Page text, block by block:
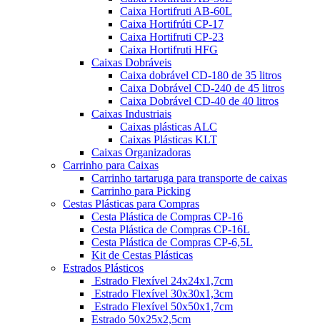
Caixa Hortifruti AB-60L
Caixa Hortifrúti CP-17
Caixa Hortifruti CP-23
Caixa Hortifruti HFG
Caixas Dobráveis
Caixa dobrável CD-180 de 35 litros
Caixa Dobrável CD-240 de 45 litros
Caixa Dobrável CD-40 de 40 litros
Caixas Industriais
Caixas plásticas ALC
Caixas Plásticas KLT
Caixas Organizadoras
Carrinho para Caixas
Carrinho tartaruga para transporte de caixas
Carrinho para Picking
Cestas Plásticas para Compras
Cesta Plástica de Compras CP-16
Cesta Plástica de Compras CP-16L
Cesta Plástica de Compras CP-6,5L
Kit de Cestas Plásticas
Estrados Plásticos
Estrado Flexível 24x24x1,7cm
Estrado Flexível 30x30x1,3cm
Estrado Flexível 50x50x1,7cm
Estrado 50x25x2,5cm